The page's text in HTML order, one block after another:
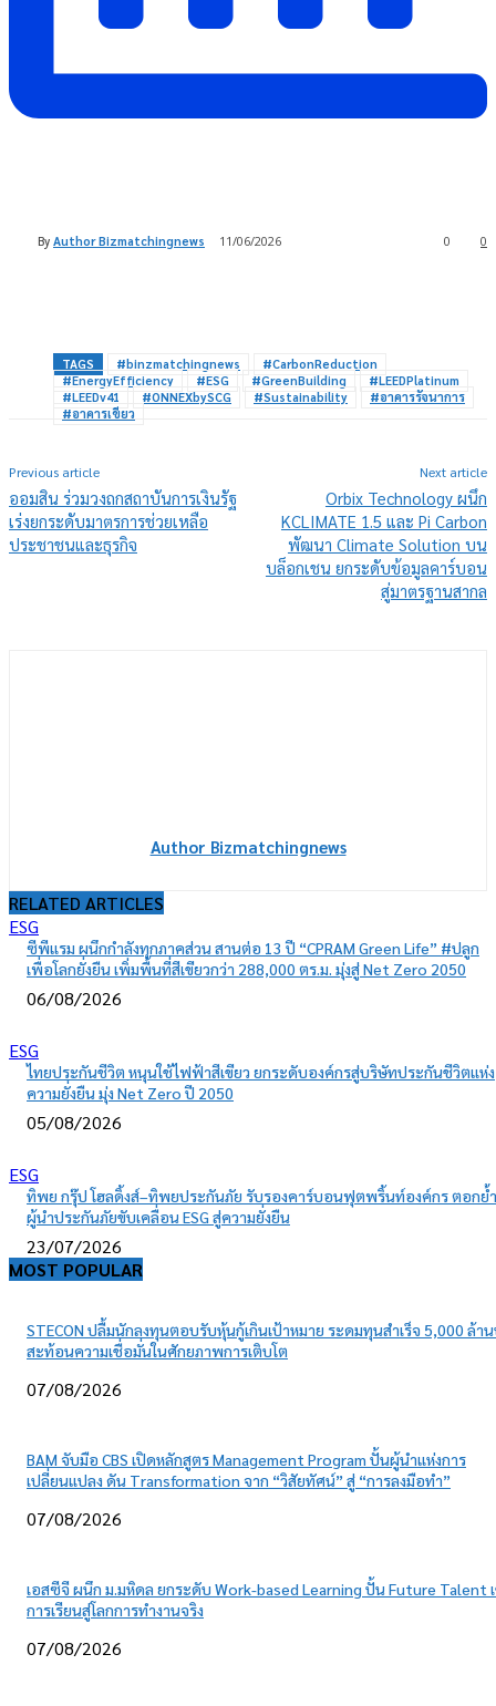
By Author Bizmatchingnews 11/06/2026 0
0
TAGS #binzmatchingnews
#CarbonReduction
#EnergyEfficiency
#ESG #GreenBuilding
#LEEDPlatinum
#LEEDv41
#ONNEXbySCG #Sustainability
#อาคารรัจนาการ
#อาคารเขียว
Previous article
ออมสิน ร่วมวงถกสถาบันการเงินรัฐ
เร่งยกระดับมาตรการช่วยเหลือ
ประชาชนและธุรกิจ
Next article
Orbix Technology ผนึก
KCLIMATE 1.5 และ Pi Carbon
พัฒนา Climate Solution บน
บล็อกเชน ยกระดับข้อมูลคาร์บอน
สู่มาตรฐานสากล
Author Bizmatchingnews
RELATED ARTICLES
ESG
ซีพีแรม ผนึกกำลังทุกภาคส่วน สานต่อ 13 ปี “CPRAM Green Life” #ปลูก
เพื่อโลกยั่งยืน เพิ่มพื้นที่สีเขียวกว่า 288,000 ตร.ม. มุ่งสู่ Net Zero 2050
06/08/2026
ESG
ไทยประกันชีวิต หนุนใช้ไฟฟ้าสีเขียว ยกระดับองค์กรสู่บริษัทประกันชีวิตแห่ง
ความยั่งยืน มุ่ง Net Zero ปี 2050
05/08/2026
ESG
ทิพย กรุ๊ป โฮลดิ้งส์–ทิพยประกันภัย รับรองคาร์บอนฟุตพริ้นท์องค์กร ตอกย้ำ
ผู้นำประกันภัยขับเคลื่อน ESG สู่ความยั่งยืน
23/07/2026
MOST POPULAR
STECON ปลื้มนักลงทุนตอบรับหุ้นกู้เกินเป้าหมาย ระดมทุนสำเร็จ 5,000 ล้า
สะท้อนความเชื่อมั่นในศักยภาพการเติบโต
07/08/2026
BAM จับมือ CBS เปิดหลักสูตร Management Program ปั้นผู้นำแห่งการ
เปลี่ยนแปลง ดัน Transformation จาก “วิสัยทัศน์” สู่ “การลงมือทำ”
07/08/2026
เอสซีจี ผนึก ม.มหิดล ยกระดับ Work-based Learning ปั้น Future Talent
การเรียนสู่โลกการทำงานจริง
07/08/2026